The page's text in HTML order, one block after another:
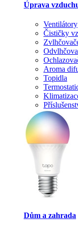
Úprava
Ventilátory
Čističky
Aroma
Topidla
Dům a zahrada